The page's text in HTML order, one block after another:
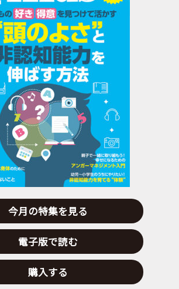
今月の特集を見る
電子版で読む
購入する